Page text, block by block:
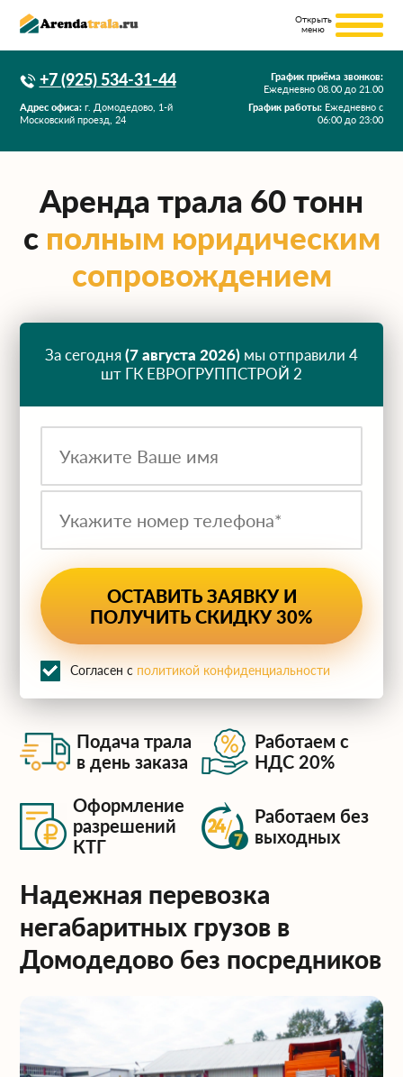
+7 (925) 534-31-44
Адрес офиса: г. Домодедово, 1-й
Московский проезд, 24
График приёма звонков:
Ежедневно 08.00 до 21.00
График работы: Ежедневно с
06:00 до 23:00
Аренда трала 60 тонн
с полным юридическим
сопровождением
Подача трала
в день заказа
Работаем с
НДС 20%
Оформление
разрешений
КТГ
Работаем без
выходных
За сегодня(7 августа 2026) мы отправили 4
шт ГК ЕВРОГРУППСТРОЙ 2
Согласен с политикой конфиденциальности
Надежная перевозка
негабаритных грузов в
Домодедово без посредников